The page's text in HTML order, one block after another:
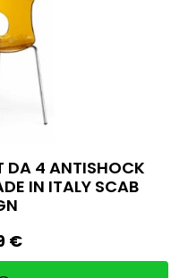
DA 4 ANTISHOCK
IN ITALY SCAB
€